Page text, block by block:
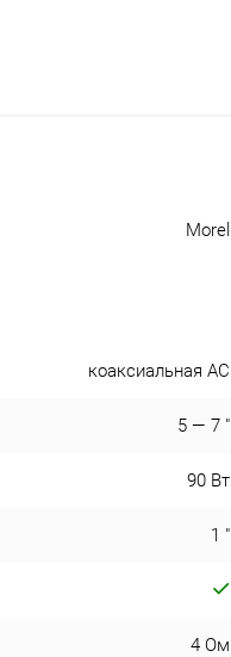
Morel
коаксиальная АС
5 — 7 "
90 Вт
1 "
4 Ом